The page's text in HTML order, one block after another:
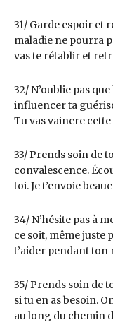
31/ Garde espoir et
maladie ne pourra
vas te rétablir et
32/ N’oublie pas
influencer ta
Tu vas vaincre
33/ Prends soin de
convalescence.
toi. Je t’envoie
34/ N’hésite pas à
ce soit, même juste
t’aider pendant ton
35/ Prends soin de
si tu en as besoin.
au long du chemin